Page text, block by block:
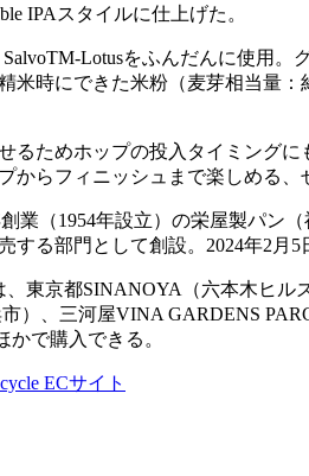
IPAスタイルに仕上げた。
SalvoTM-Lotusをふんだんに使用
米時にできた米粉（麦芽相当量
るためホップの投入タイミング
からフィニッシュまで楽しめる
創業（1954年設立）の栄屋製パ
する部門として創設。2024年2月
東京都SINANOYA（六本木ヒ
）、三河屋VINA GARDENS
かで購入できる。
ECサイト